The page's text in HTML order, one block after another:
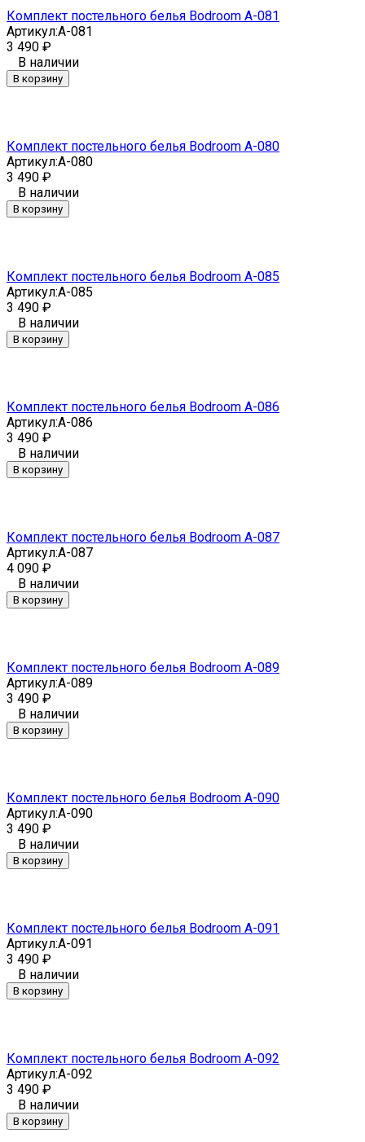
Комплект постельного белья Bodroom A-081
Артикул:A-081
3 490 ₽
В наличии
В корзину
Комплект постельного белья Bodroom A-080
Артикул:A-080
3 490 ₽
В наличии
В корзину
Комплект постельного белья Bodroom A-085
Артикул:A-085
3 490 ₽
В наличии
В корзину
Комплект постельного белья Bodroom A-086
Артикул:A-086
3 490 ₽
В наличии
В корзину
Комплект постельного белья Bodroom A-087
Артикул:A-087
4 090 ₽
В наличии
В корзину
Комплект постельного белья Bodroom A-089
Артикул:A-089
3 490 ₽
В наличии
В корзину
Комплект постельного белья Bodroom A-090
Артикул:A-090
3 490 ₽
В наличии
В корзину
Комплект постельного белья Bodroom A-091
Артикул:A-091
3 490 ₽
В наличии
В корзину
Комплект постельного белья Bodroom A-092
Артикул:A-092
3 490 ₽
В наличии
В корзину